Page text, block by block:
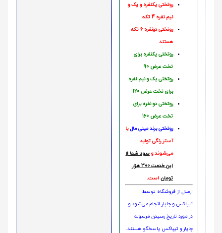
روتختی یکنفره و یک و
نیم نفره 4 تکه
روتختی دونفره 6 تکه
هستند
روتختی یکنفره برای
تخت عرض 90
روتختی یک و نیم نفره
برای تخت عرض 120
روتختی دو نفره برای
تخت عرض 160
روتختی‌ برند مینی مالبا
آستر رنگی تولید
می‌شوند و سود شما از
این خدمت 300 هزار
تومان است.
ارسال از فروشگاه توسط
تیپاکس و چاپار انجام می‌شود و
در مورد تاریخ رسیدن مرسوله
چاپار و تیپاکس پاسخگو هستند.